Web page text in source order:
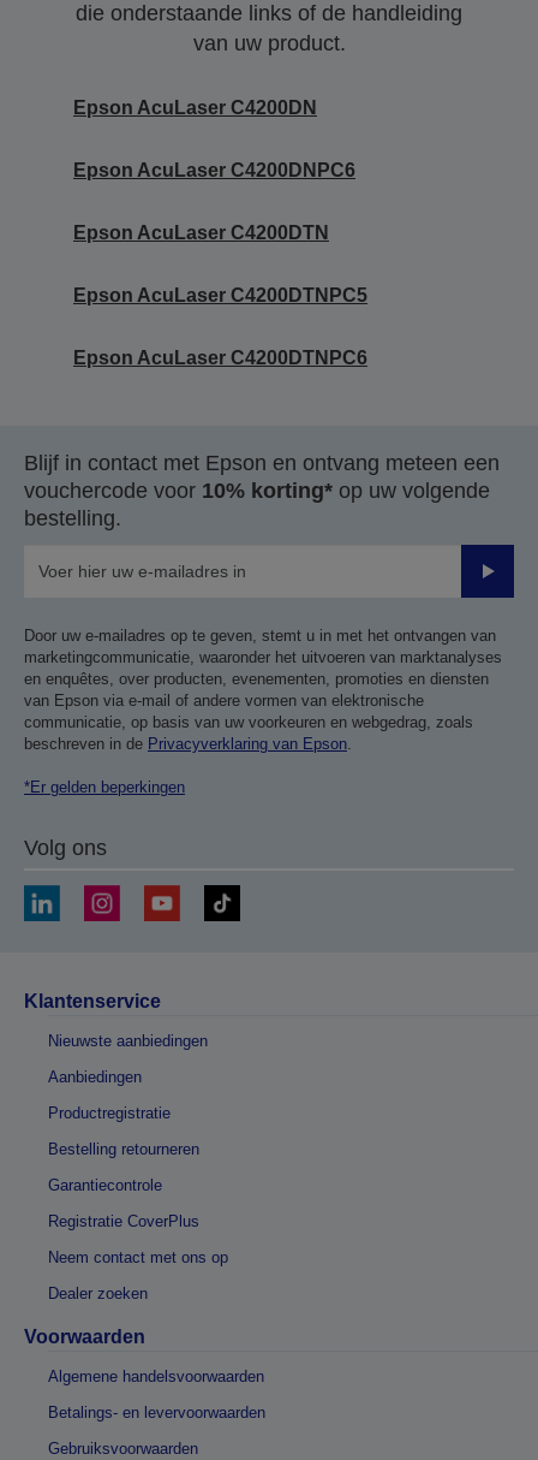
die onderstaande links of de handleiding
van uw product.
Epson AcuLaser C4200DN
Epson AcuLaser C4200DNPC6
Epson AcuLaser C4200DTN
Epson AcuLaser C4200DTNPC5
Epson AcuLaser C4200DTNPC6
Blijf in contact met Epson en ontvang meteen een
vouchercode voor 10% korting* op uw volgende
bestelling.
Door uw e-mailadres op te geven, stemt u in met het ontvangen van
marketingcommunicatie, waaronder het uitvoeren van marktanalyses
en enquêtes, over producten, evenementen, promoties en diensten
van Epson via e-mail of andere vormen van elektronische
communicatie, op basis van uw voorkeuren en webgedrag, zoals
beschreven in de Privacyverklaring van Epson.
*Er gelden beperkingen
Volg ons
Klantenservice
Nieuwste aanbiedingen
Aanbiedingen
Productregistratie
Bestelling retourneren
Garantiecontrole
Registratie CoverPlus
Neem contact met ons op
Dealer zoeken
Voorwaarden
Algemene handelsvoorwaarden
Betalings- en levervoorwaarden
Gebruiksvoorwaarden